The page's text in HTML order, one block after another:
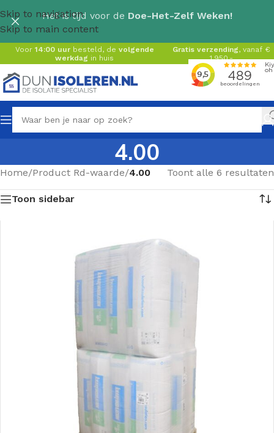
Skip to navigation
Skip to main content
Het is tijd voor de Doe-Het-Zelf Weken!
Voor 14:00 uurbesteld, de volgende
werkdag in huis
Gratis verzending, vanaf €
1.950,-
4.00
Home/Product Rd-waarde/4.00 Toont alle 6 resultaten
Toon sidebar